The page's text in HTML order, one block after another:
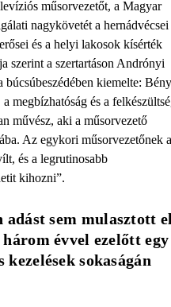
műsorvezetőt, a Magyar
nagykövetét a hernádvécsei
és a helyi lakosok kísérték
szerint a szertartáson Andrónyi
kiemelte:
megbízhatóság és a
művész, aki a műsorvezető
Az egykori műsorvezetőnek a
és a legrutinosabb
kihozni”.
sem mulasztott
évvel ezelőtt egy
kezelések sokaságán